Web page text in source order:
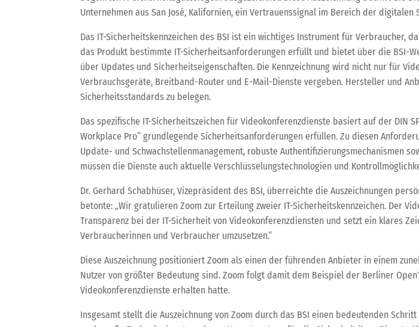
Unternehmen aus San José, Kalifornien, ein Vertrauenssignal im Bereich der digitalen
Das IT-Sicherheitskennzeichen des BSI ist ein wichtiges Instrument für Verbraucher,
das Produkt bestimmte IT-Sicherheitsanforderungen erfüllt und bietet über die BSI-
über Updates und Sicherheitseigenschaften. Die Kennzeichnung wird nicht nur für
Verbrauchsgeräte, Breitband-Router und E-Mail-Dienste vergeben. Hersteller und
Sicherheitsstandards zu belegen.
Das spezifische IT-Sicherheitszeichen für Videokonferenzdienste basiert auf der DIN
Workplace Pro“ grundlegende Sicherheitsanforderungen erfüllen. Zu diesen
Update- und Schwachstellenmanagement, robuste Authentifizierungsmechanismen
müssen die Dienste auch aktuelle Verschlüsselungstechnologien und
Dr. Gerhard Schabhüser, Vizepräsident des BSI, überreichte die Auszeichnungen
betonte: „Wir gratulieren Zoom zur Erteilung zweier IT-Sicherheitskennzeichen. Der
Transparenz bei der IT-Sicherheit von Videokonferenzdiensten und setzt ein klares
Verbraucherinnen und Verbraucher umzusetzen.“
Diese Auszeichnung positioniert Zoom als einen der führenden Anbieter in einem
Nutzer von größter Bedeutung sind. Zoom folgt damit dem Beispiel der Berliner
Videokonferenzdienste erhalten hatte.
Insgesamt stellt die Auszeichnung von Zoom durch das BSI einen bedeutenden